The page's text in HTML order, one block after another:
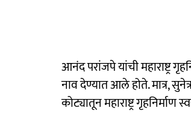
आनंद परांजपे यांची महाराष्ट्र
नाव देण्यात आले होते. मात्र,
कोट्यातून महाराष्ट्र